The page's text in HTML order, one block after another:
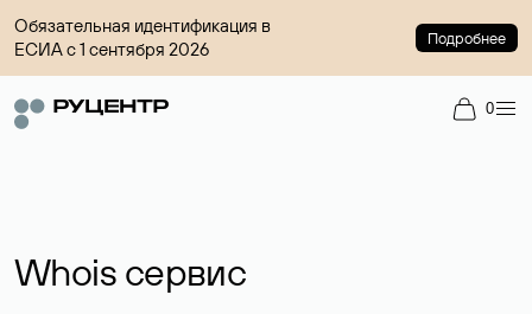
Обязательная идентификация в
ЕСИА с 1 сентября 2026
Подробнее
0
Whois сервис